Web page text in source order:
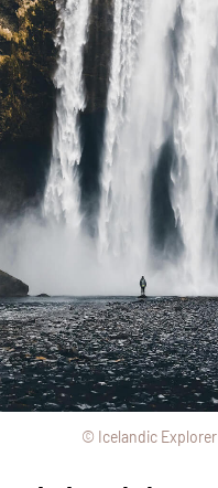
© Icelandic Explorer